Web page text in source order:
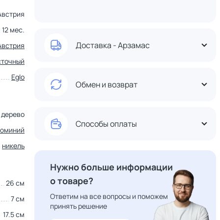
12 мес.
Eglo
дерево
никель
26 см
7 см
17.5 см
Доставка - Арзамас
Обмен и возврат
Способы оплаты
Нужно больше информации
о товаре?
Ответим на все вопросы и поможем
принять решение